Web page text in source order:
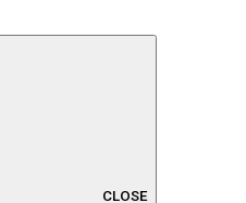
CLOSE